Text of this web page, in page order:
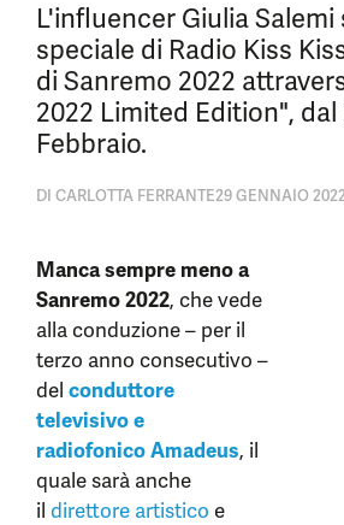
L'influencer Giulia
speciale di Radio Kiss
di Sanremo 2022
2022 Limited Edition", dal
Febbraio.
DI CARLOTTA FERRANTE29 GENNAIO
Manca sempre meno a
Sanremo 2022, che vede
alla conduzione – per il
terzo anno consecutivo –
del conduttore
televisivoe
radiofonicoAmadeus, il
quale sarà anche
il direttore artistico e